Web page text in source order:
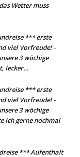
Wetter muss
*** erste
viel Vorfreude! -
3 wöchige
lecker…
*** erste
viel Vorfreude! -
3 wöchige
ich gerne nochmal
*** Aufenthalt